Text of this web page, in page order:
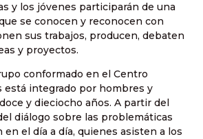
y los jóvenes participarán de una
se conocen y reconocen con
sus trabajos, producen, debaten
y proyectos.
conformado en el Centro
está integrado por hombres y
y dieciocho años. A partir del
diálogo sobre las problemáticas
el día a día, quienes asisten a los